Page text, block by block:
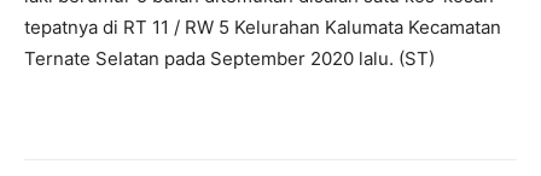
tepatnya di RT 11 / RW 5 Kelurahan Kalumata Kecamatan
Ternate Selatan pada September 2020 lalu. (ST)